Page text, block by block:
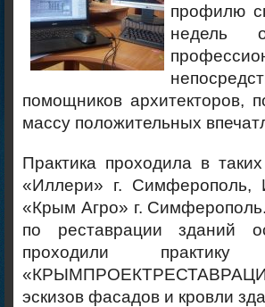
профилю
недель
помощников архитекторов,
массу положительных
Практика проходила в
«Иллери» г.
«Крым Агро» г.
по реставрации зданий
проходили
эскизов фасадов и кровли